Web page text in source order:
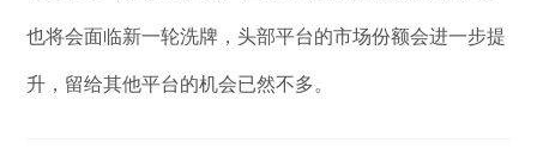
也将会面临新一轮洗牌，头部平台的市场份额会进一步提
升，留给其他平台的机会已然不多。